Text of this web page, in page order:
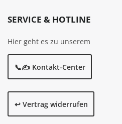
SERVICE & HOTLINE
Hier geht es zu unserem
📞✍️ Kontakt-Center
↩️ Vertrag widerrufen